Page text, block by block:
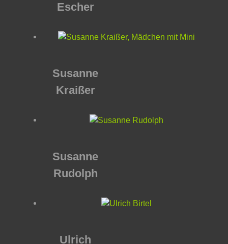
Escher
Susanne
Kraißer
Susanne
Rudolph
Ulrich